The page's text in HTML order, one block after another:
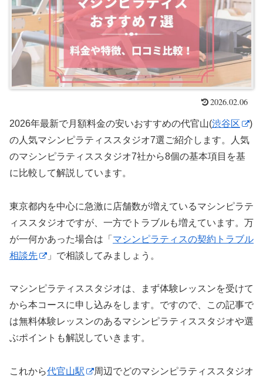
2026.02.06
2026年最新で月額料金の安いおすすめの代官山(渋谷区
)
の人気マシンピラティススタジオ7選ご紹介します。人気
のマシンピラティススタジオ7社から8個の基本項目を基
に比較して解説しています。
東京都内を中心に急激に店舗数が増えているマシンピラテ
ィススタジオですが、一方でトラブルも増えています。万
が一何かあった場合は「 マシンピラティスの契約トラブル
相談先
」で相談してみましょう。
マシンピラティススタジオは、まず体験レッスンを受けて
から本コースに申し込みをします。ですので、この記事で
は無料体験レッスンのあるマシンピラティススタジオや選
ぶポイントも解説していきます。
これから代官山駅
周辺でどのマシンピラティススタジオ